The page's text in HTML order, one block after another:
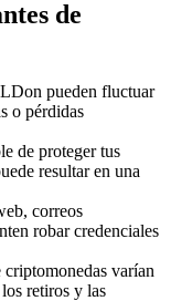
de
pueden fluctuar
o pérdidas
de proteger tus
resultar en una
correos
robar credenciales
varían
retiros y las